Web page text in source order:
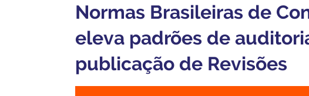
Normas Brasileiras de
eleva padrões de
publicação de Revisões